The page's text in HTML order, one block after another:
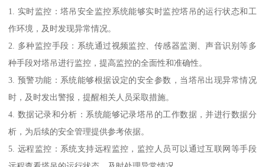
1. 实时监控：塔吊安全监控系统能够实时监控塔吊的运行状态和工
作环境，及时发现异常情况。
2. 多种监控手段：系统通过视频监控、传感器监测、声音识别等多
种手段对塔吊进行监控，提高监控的全面性和准确性。
3. 预警功能：系统能够根据设定的安全参数，当塔吊出现异常情况
时，及时发出警报，提醒相关人员采取措施。
4. 数据记录和分析：系统能够记录塔吊的工作数据，并进行数据分
析，为后续的安全管理提供参考依据。
5. 远程监控：系统支持远程监控，监控人员可以通过互联网等手段